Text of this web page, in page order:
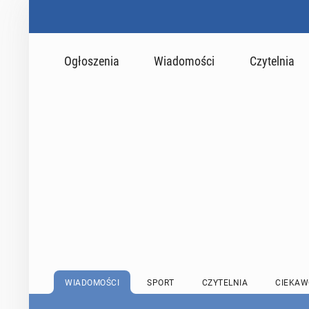
Ogłoszenia Wiadomości Czytelnia
WIADOMOŚCI SPORT CZYTELNIA